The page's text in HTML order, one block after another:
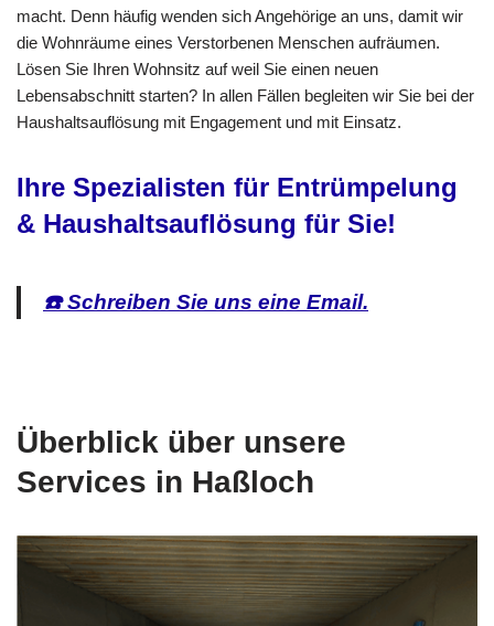
macht. Denn häufig wenden sich Angehörige an uns, damit wir
die Wohnräume eines Verstorbenen Menschen aufräumen.
Lösen Sie Ihren Wohnsitz auf weil Sie einen neuen
Lebensabschnitt starten? In allen Fällen begleiten wir Sie bei der
Haushaltsauflösung mit Engagement und mit Einsatz.
Ihre Spezialisten für Entrümpelung
& Haushaltsauflösung für Sie!
☎️ Schreiben Sie uns eine Email.
Überblick über unsere
Services in Haßloch